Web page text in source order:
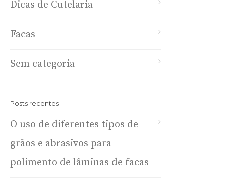
Dicas de Cutelaria
Facas
Sem categoria
Posts recentes
O uso de diferentes tipos de
grãos e abrasivos para
polimento de lâminas de facas